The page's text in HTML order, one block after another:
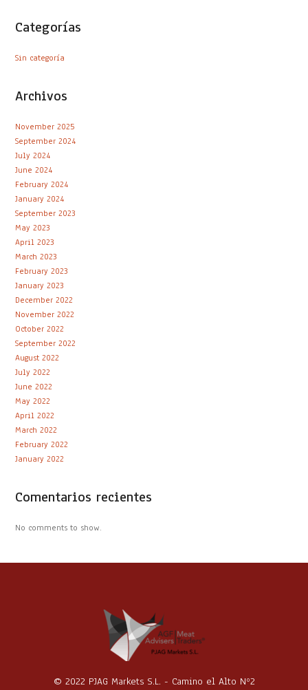
Categorías
Sin categoría
Archivos
November 2025
September 2024
July 2024
June 2024
February 2024
January 2024
September 2023
May 2023
April 2023
March 2023
February 2023
January 2023
December 2022
November 2022
October 2022
September 2022
August 2022
July 2022
June 2022
May 2022
April 2022
March 2022
February 2022
January 2022
Comentarios recientes
No comments to show.
© 2022 PJAG Markets S.L. - Camino el Alto Nº2